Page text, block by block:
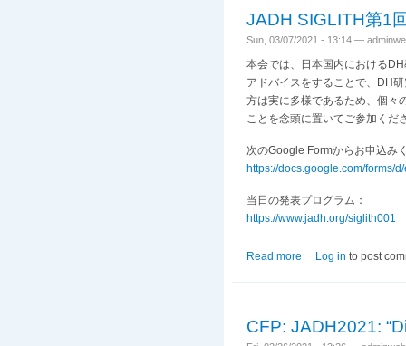
JADH SIGLITH第1
Sun, 03/07/2021 - 13:14 —
本会では、日本国内における
アドバイスをすることで、DH
方は実に多様であるため、個々
ことを念頭に置いてご参加くだ
次のGoogle Formからお申込み
https://docs.google.com/forms/
当日の発表プログラム：
https://www.jadh.org/siglith001
Read more about JADH
Log in to post
CFP: JADH2021: